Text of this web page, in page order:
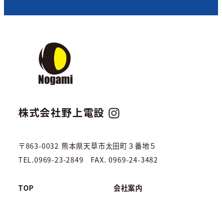
株式会社野上電設
〒863-0032 熊本県天草市太田町３番地５
TEL.0969-23-2849 FAX. 0969-24-3482
TOP 会社案内